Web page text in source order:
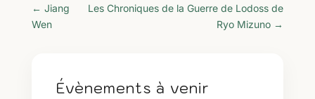
← Jiang
Wen
Les Chroniques de la Guerre de Lodoss de
Ryo Mizuno →
Évènements à venir